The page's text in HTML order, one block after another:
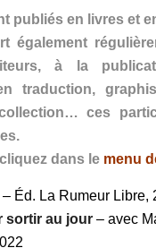
publiés en livres et
également
à la
traduction,
ces
dans le menu
– Éd. La Rumeur Libre,
sortir au jour – avec